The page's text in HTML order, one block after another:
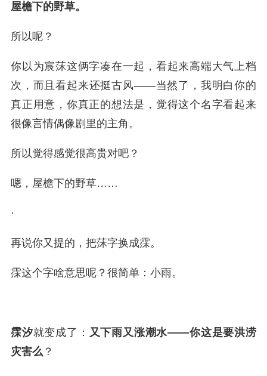
屋檐下的野草。
所以呢？
你以为宸莯这俩字凑在一起，看起来高端大气上档
次，而且看起来还挺古风——当然了，我明白你的
真正用意，你真正的想法是，觉得这个名字看起来
很像言情偶像剧里的主角。
所以觉得感觉很高贵对吧？
嗯，屋檐下的野草……
·
再说你又提的，把莯字换成霂。
霂这个字啥意思呢？很简单：小雨。
霂汐就变成了： 又下雨又涨潮水——你这是要洪涝
灾害么 ？